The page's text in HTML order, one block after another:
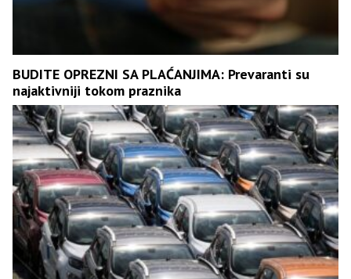
BUDITE OPREZNI SA PLAĆANJIMA: Prevaranti su
najaktivniji tokom praznika